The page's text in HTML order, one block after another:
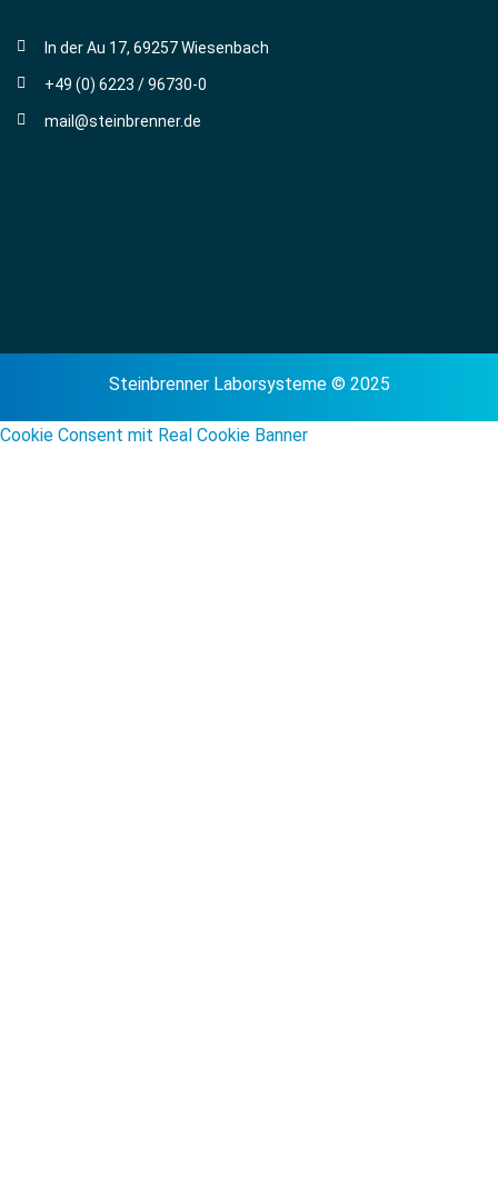
In der Au 17, 69257 Wiesenbach
+49 (0) 6223 / 96730-0
mail@steinbrenner.de
Steinbrenner Laborsysteme © 2025
Cookie Consent mit Real Cookie Banner